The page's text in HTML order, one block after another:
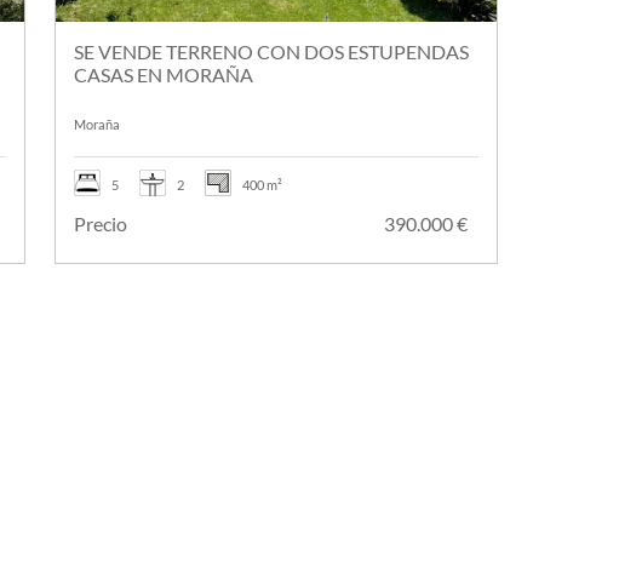
SE VENDE TERRENO CON DOS ESTUPENDAS
CASAS EN MORAÑA
Moraña
5 2 400 m²
Precio 390.000 €